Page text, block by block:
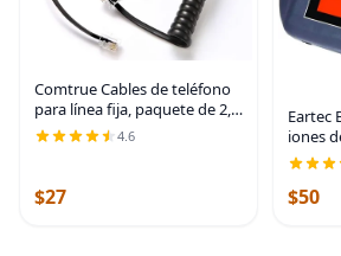
Comtrue Cables de teléfono
para línea fija, paquete de 2,
cables de teléfono | Negro,
universalmente compatible,
4.6
$27
Eartec
iones
$50